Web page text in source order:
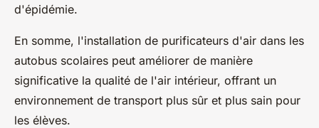
d'épidémie.
En somme, l'installation de purificateurs d'air dans les
autobus scolaires peut améliorer de manière
significative la qualité de l'air intérieur, offrant un
environnement de transport plus sûr et plus sain pour
les élèves.